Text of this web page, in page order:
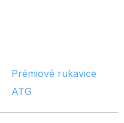
Prémiové rukavice
ATG